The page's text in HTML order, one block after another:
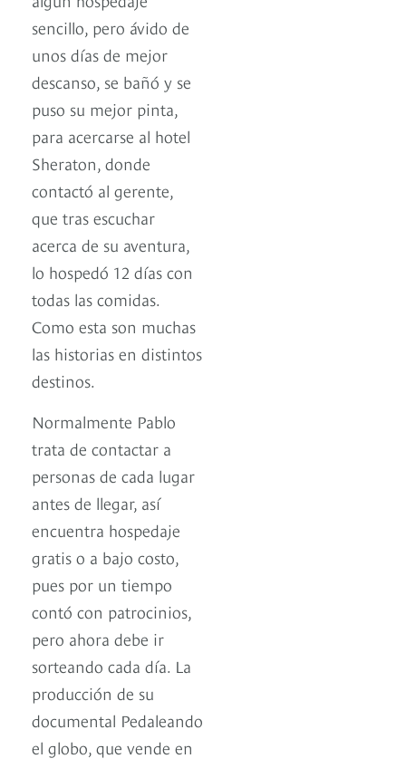
sencillo, pero ávido de
unos días de mejor
descanso, se bañó y se
puso su mejor pinta,
para acercarse al hotel
Sheraton, donde
contactó al gerente,
que tras escuchar
acerca de su aventura,
lo hospedó 12 días con
todas las comidas.
Como esta son muchas
las historias en distintos
destinos.
Normalmente Pablo
trata de contactar a
personas de cada lugar
antes de llegar, así
encuentra hospedaje
gratis o a bajo costo,
pues por un tiempo
contó con patrocinios,
pero ahora debe ir
sorteando cada día. La
producción de su
documental Pedaleando
el globo, que vende en